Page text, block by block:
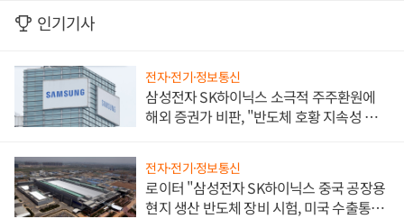
인기기사
전자·전기·정보통신
삼성전자 SK하이닉스 소극적 주주환원에
해외 증권가 비판, "반도체 호황 지속성 의
전자·전기·정보통신
로이터 "삼성전자 SK하이닉스 중국 공장용
현지 생산 반도체 장비 시험, 미국 수출통제